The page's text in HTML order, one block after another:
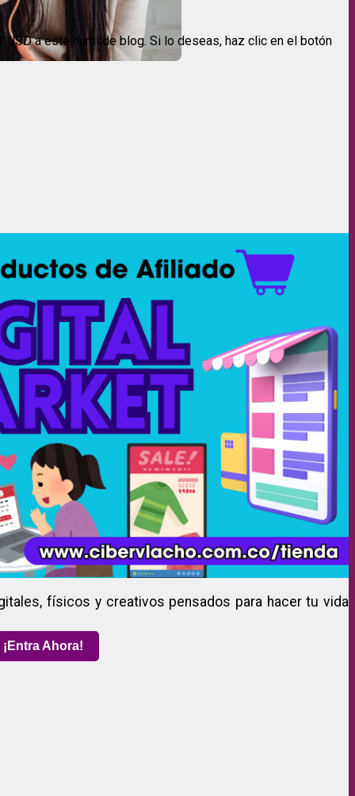
USD a este humilde blog. Si lo deseas, haz clic en el botón
físicos y creativos pensados para hacer tu vida
¡Entra Ahora!